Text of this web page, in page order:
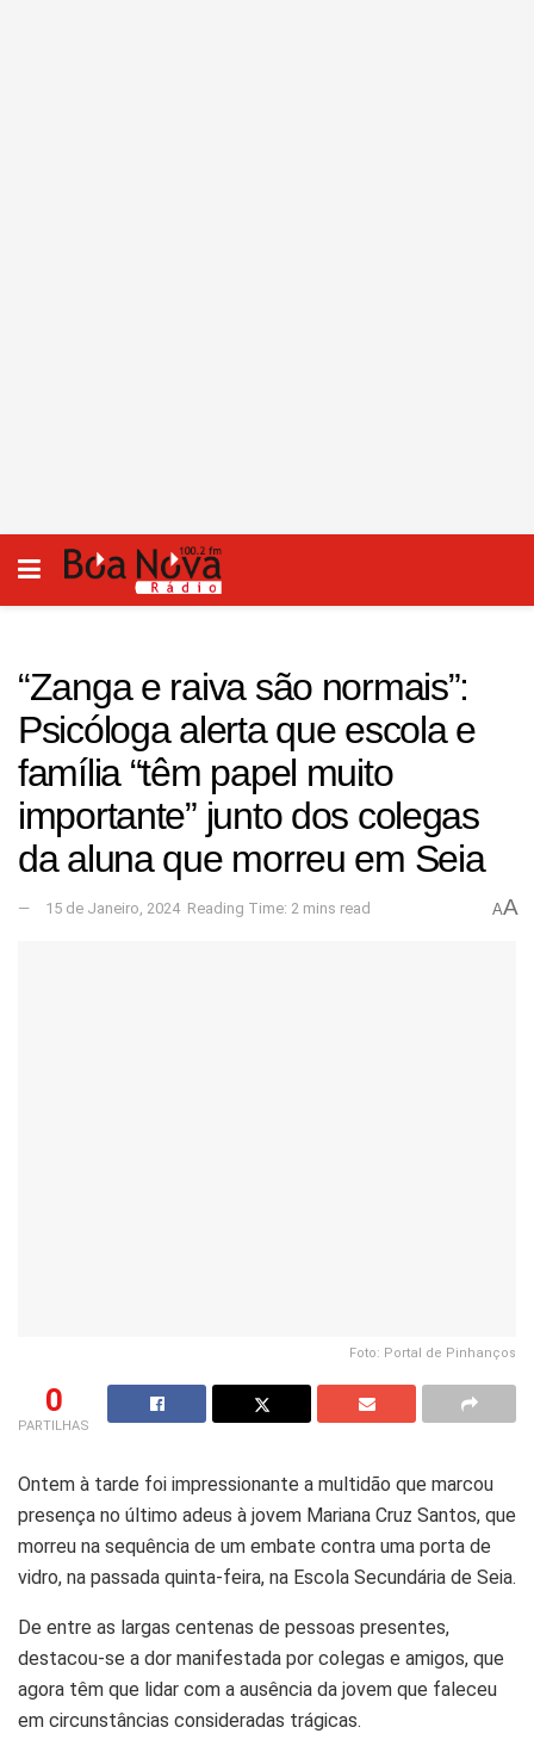
“Zanga e raiva são normais”:
Psicóloga alerta que escola e
família “têm papel muito
importante” junto dos colegas
da aluna que morreu em Seia
15 de Janeiro, 2024 Reading Time: 2 mins read AA
Foto: Portal de Pinhanços
0
PARTILHAS
Ontem à tarde foi impressionante a multidão que marcou
presença no último adeus à jovem Mariana Cruz Santos, que
morreu na sequência de um embate contra uma porta de
vidro, na passada quinta-feira, na Escola Secundária de Seia.
De entre as largas centenas de pessoas presentes,
destacou-se a dor manifestada por colegas e amigos, que
agora têm que lidar com a ausência da jovem que faleceu
em circunstâncias consideradas trágicas.